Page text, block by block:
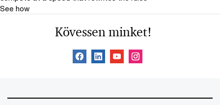
See how
Kövessen minket!